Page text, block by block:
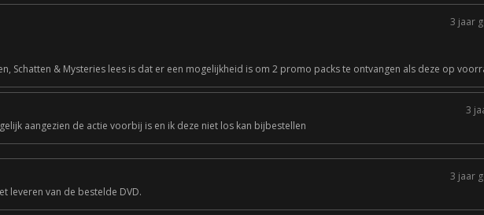
3 jaar
Schatten & Mysteries lees is dat er een mogelijkheid is om 2 promo packs te ontvangen als deze op
3
aangezien de actie voorbij is en ik deze niet los kan bijbestellen
3 jaar
leveren van de bestelde DVD.